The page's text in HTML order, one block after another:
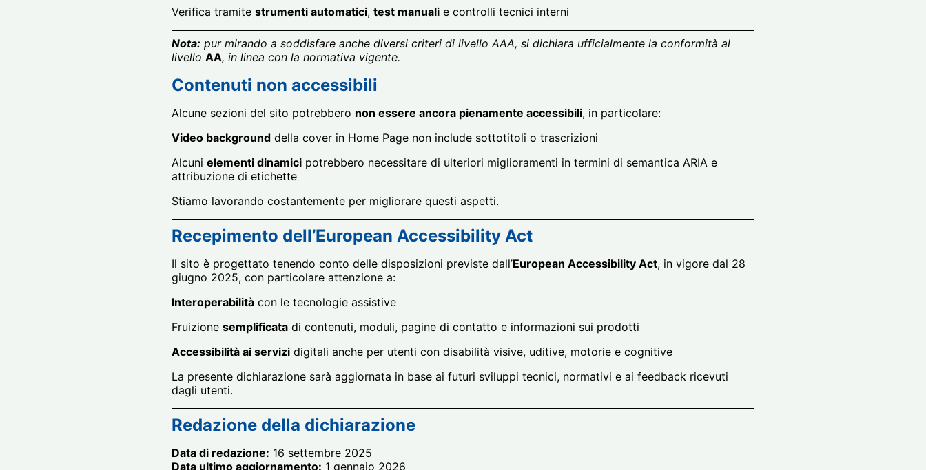
Verifica tramite strumenti automatici, test manuali e controlli tecnici interni
Nota: pur mirando a soddisfare anche diversi criteri di livello AAA, si dichiara ufficialmente la conformità al
livello AA, in linea con la normativa vigente.
Contenuti non accessibili
Alcune sezioni del sito potrebbero non essere ancora pienamente accessibili, in particolare:
Video background della cover in Home Page non include sottotitoli o trascrizioni
Alcuni elementi dinamici potrebbero necessitare di ulteriori miglioramenti in termini di semantica ARIA e
attribuzione di etichette
Stiamo lavorando costantemente per migliorare questi aspetti.
Recepimento dell’European Accessibility Act
Il sito è progettato tenendo conto delle disposizioni previste dall’European Accessibility Act, in vigore dal 28
giugno 2025, con particolare attenzione a:
Interoperabilità con le tecnologie assistive
Fruizione semplificata di contenuti, moduli, pagine di contatto e informazioni sui prodotti
Accessibilità ai servizi digitali anche per utenti con disabilità visive, uditive, motorie e cognitive
La presente dichiarazione sarà aggiornata in base ai futuri sviluppi tecnici, normativi e ai feedback ricevuti
dagli utenti.
Redazione della dichiarazione
Data di redazione: 16 settembre 2025
Data ultimo aggiornamento: 1 gennaio 2026